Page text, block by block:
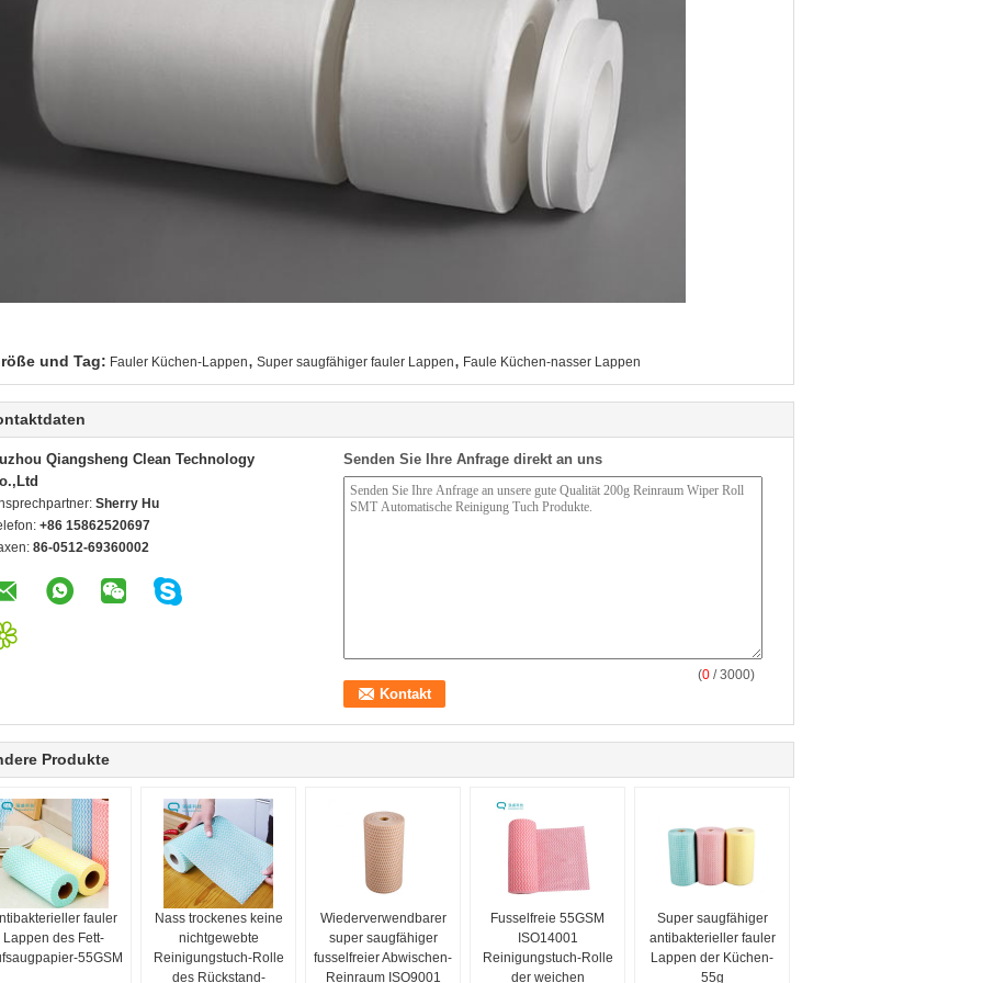
und Tag: Fauler Küchen-Lappen, Super saugfähiger fauler Lappen, Faule Küchen-nasser Lappen
Qiangsheng Clean Technology
Sherry Hu
+86 15862520697
86-0512-69360002
Senden Sie Ihre Anfrage direkt an uns
(0 / 3000)
Produkte
fauler
Lappen des Fett-
55GSM
Nass trockenes keine
nichtgewebte
Reinigungstuch-Rolle
des Rückstand-
Wiederverwendbarer
super saugfähiger
fusselfreier Abwischen-
Reinraum ISO9001
Fusselfreie 55GSM
ISO14001
Reinigungstuch-Rolle
der weichen
Super saugfähiger
antibakterieller fauler
Lappen der Küchen-
55g